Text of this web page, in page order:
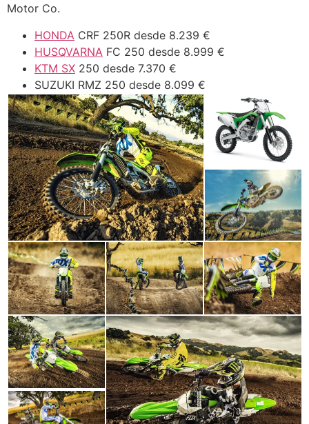
Motor Co.
HONDA CRF 250R desde 8.239 €
HUSQVARNA FC 250 desde 8.999 €
KTM SX 250 desde 7.370 €
SUZUKI RMZ 250 desde 8.099 €